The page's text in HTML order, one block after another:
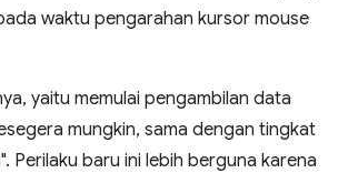
waktu pengarahan kursor mouse
yaitu memulai pengambilan data
mungkin, sama dengan tingkat
Perilaku baru ini lebih berguna karena